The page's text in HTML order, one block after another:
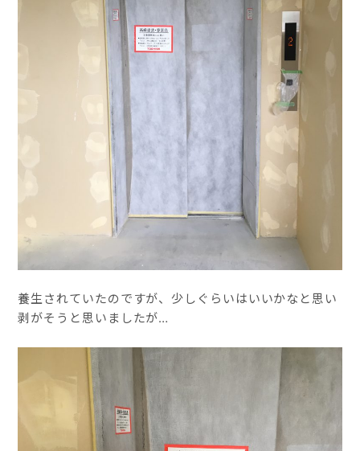
養生されていたのですが、少しぐらいはいいかなと思い
剥がそうと思いましたが…